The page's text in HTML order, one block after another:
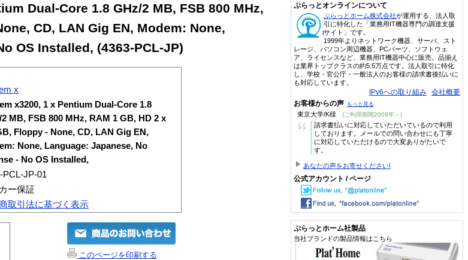
Dual-Core 1.8 GHz/2 MB, FSB 800 MHz,
CD, LAN Gig EN, Modem: None,
OS Installed, (4363-PCL-JP)
x
x3200, 1 x Pentium Dual-Core 1.8
MB, FSB 800 MHz, RAM 1 GB, HD 2 x
Floppy - None, CD, LAN Gig EN,
None, Language: Japanese, No
- No OS Installed,
PCL-JP-01
ー保証
取引法に基づく表示
このページを印刷する
ぷらっとオンラインについて
ぷらっとホーム株式会社が運用する、法人取
引に特化した「業務用IT機器専門の調達支援
サイト」です。
1999年よりネットワーク機器、サーバ、スト
レージ、パソコン周辺機器、PCパーツ、ソフトウェ
ア、ライセンスなど、業務用IT機器中心に販売。品揃え
は業界トップクラスの約5.5万点です。法人取引に特化
し、学校・官公庁・一般法人のお客様の請求書後払いに
も対応しています。
IPv6への取り組み 会社概要
お客様からの声 もっと見る
東京大学/K様 (ご利用期間2009年～)
“
請求書払いに対応していただいているので利用
しております。メールでの問い合わせにも丁寧
に対応していただけるので大変ありがたいで
す。
あなたの声をお寄せください!
公式アカウント / ページ
ぷらっとホーム社製品
当社ブランドの製品情報はこちら